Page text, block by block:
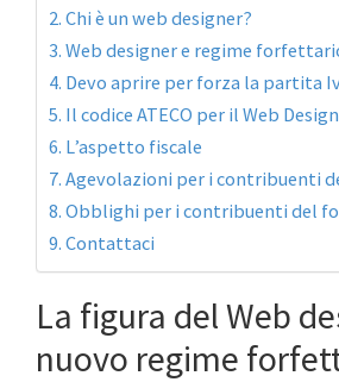
Chi è un web designer?
Web designer e regime
Devo aprire per forza la partita
Il codice ATECO per il Web
L’aspetto fiscale
Agevolazioni per i contribuenti
Obblighi per i contribuenti del
Contattaci
La figura del Web
nuovo regime